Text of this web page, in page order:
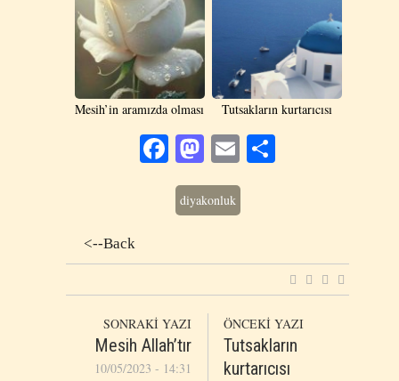
Mesih’in aramızda olması Tutsakların kurtarıcısı
Facebook
Mastodon
Email
diyakonluk
<--Back
SONRAKİ YAZI
Mesih Allah’tır
10/05/2023 - 14:31
ÖNCEKİ YAZI
Tutsakların
kurtarıcısı